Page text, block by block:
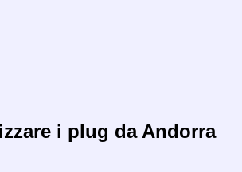
i plug da Andorra